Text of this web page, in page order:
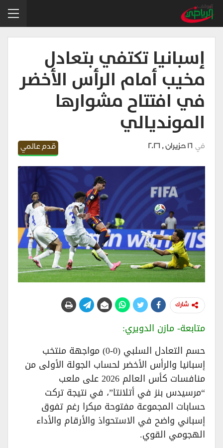
إسبانيا تكتفي بتعادل
مخيب أمام الرأس الأخضر
في افتتاح مشوارها
المونديالي
قدم عالمي في 16 حزيران , 2026
شارك
متابعة- مازن الدويري:
حسم التعادل السلبي (0-0) مواجهة منتخب
إسبانيا والرأس الأخضر لحساب الجولة الأولى من
منافسات كأس العالم 2026 على ملعب
“مرسيدس بنز في أتلانتا”، في نتيجة تركت
حسابات المجموعة مفتوحة مبكرا رغم تفوق
إسباني واضح في الاستحواذ والأرقام والأداء
الهجومي القوي.